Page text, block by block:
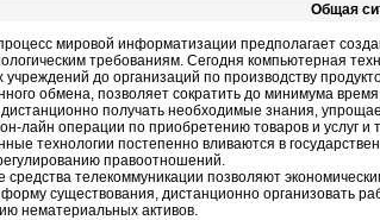
Общая
мировой информатизации предполагает
требованиям. Сегодня компьютерная
учреждений до организаций по производству
обмена, позволяет сократить до минимума
получать необходимые знания,
лайн операции по приобретению товаров и услуг
технологии постепенно вливаются в
правоотношений.
телекоммуникации позволяют
существования, дистанционно организовать
нематериальных активов.